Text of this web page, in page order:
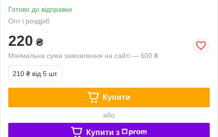
Готово до відправки
Опт і роздріб
220 ₴
Мінімальна сума замовлення на сайті — 600 ₴
210 ₴ від 5 шт.
Купити
або
Купити з